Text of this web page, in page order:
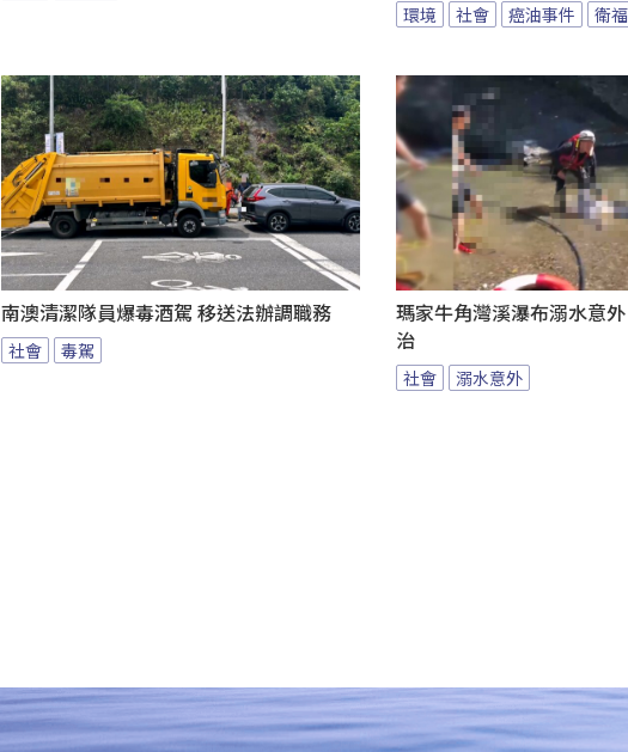
環境 社會 癌油事件 衛
南澳清潔隊員爆毒酒駕 移送法辦調職務
社會 毒駕
瑪家牛角灣溪瀑布溺水意
治
社會 溺水意外